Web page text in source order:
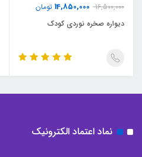
16,500,000
14,850,000 تومان
دیواره صخره نوردی کودک
نماد اعتماد الکترونیک